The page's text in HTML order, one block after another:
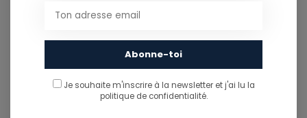
081/260.730
info@ostreet.be
PARTAGER CE PRODUIT
Abonne-toi
Je souhaite m'inscrire à la newsletter et j'ai lu la
politique de confidentialité.